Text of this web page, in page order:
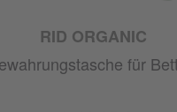
RID ORGANIC
für